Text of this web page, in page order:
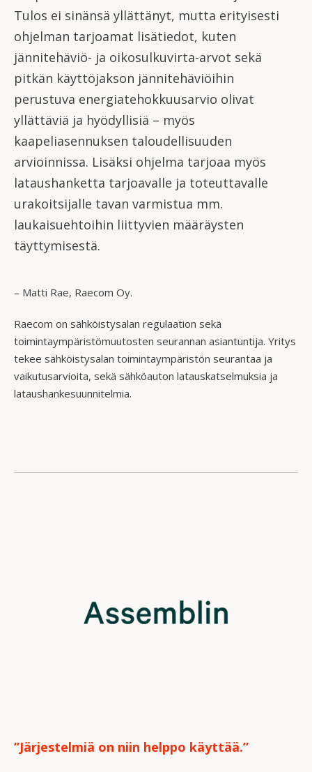
Tulos ei sinänsä yllättänyt, mutta erityisesti
ohjelman tarjoamat lisätiedot, kuten
jännitehäviö- ja oikosulkuvirta-arvot sekä
pitkän käyttöjakson jännitehäviöihin
perustuva energiatehokkuusarvio olivat
yllättäviä ja hyödyllisiä – myös
kaapeliasennuksen taloudellisuuden
arvioinnissa. Lisäksi ohjelma tarjoaa myös
lataushanketta tarjoavalle ja toteuttavalle
urakoitsijalle tavan varmistua mm.
laukaisuehtoihin liittyvien määräysten
täyttymisestä.
– Matti Rae, Raecom Oy.
Raecom on sähköistysalan regulaation sekä
toimintaympäristömuutosten seurannan asiantuntija. Yritys
tekee sähköistysalan toimintaympäristön seurantaa ja
vaikutusarvioita, sekä sähköauton latauskatselmuksia ja
lataushankesuunnitelmia.
”Järjestelmiä on niin helppo käyttää.”